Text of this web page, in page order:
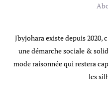
Jbyjohara existe depuis 2020,
une démarche sociale &
mode raisonnée qui restera
les